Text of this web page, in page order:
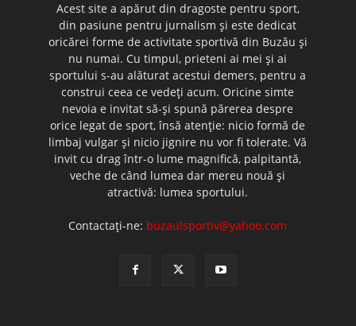
Acest site a apărut din dragoste pentru sport,
din pasiune pentru jurnalism şi este dedicat
oricărei forme de activitate sportivă din Buzău şi
nu numai. Cu timpul, prieteni ai mei şi ai
sportului s-au alăturat acestui demers, pentru a
construi ceea ce vedeţi acum. Oricine simte
nevoia e invitat să-şi spună părerea despre
orice legat de sport, însă atenţie: nicio formă de
limbaj vulgar şi nicio jignire nu vor fi tolerate. Vă
invit cu drag într-o lume magnifică, palpitantă,
veche de când lumea dar mereu nouă şi
atractivă: lumea sportului.
Contactați-ne: buzaulsportiv@yahoo.com